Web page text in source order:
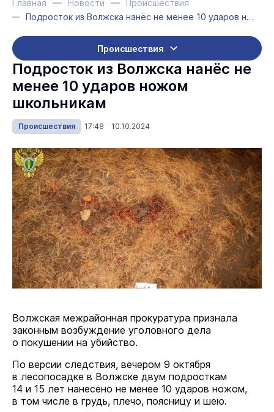
Главная Новости
Происшествия
Подросток из Волжска нанёс не менее 10 ударов ножом школьникам
Происшествия
Подросток из Волжска нанёс не
менее 10 ударов ножом
школьникам
Происшествия 17:48 10.10.2024
Волжская межрайонная прокуратура признала
законным возбуждение уголовного дела
о покушении на убийство.
По версии следствия, вечером 9 октября
в лесопосадке в Волжске двум подросткам
14 и 15 лет нанесено не менее 10 ударов ножом,
в том числе в грудь, плечо, поясницу и шею.